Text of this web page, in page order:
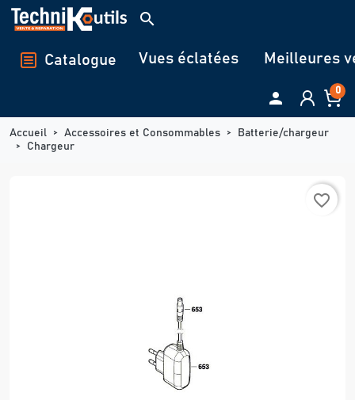
Panneau de gestion des cookies
search
Catalogue Vues éclatées Meilleures
 0
Accueil Accessoires et Consommables
Batterie/chargeur
Chargeur
favorite_border